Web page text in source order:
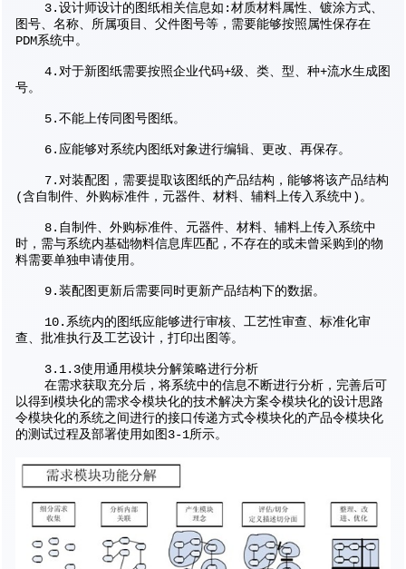
3.设计师设计的图纸相关信息如:材质材料属性、镀涂方式、
图号、名称、所属项目、父件图号等，需要能够按照属性保存在
PDM系统中。
4.对于新图纸需要按照企业代码+级、类、型、种+流水生成图
号。
5.不能上传同图号图纸。
6.应能够对系统内图纸对象进行编辑、更改、再保存。
7.对装配图，需要提取该图纸的产品结构，能够将该产品结构
(含自制件、外购标准件，元器件、材料、辅料上传入系统中)。
8.自制件、外购标准件、元器件、材料、辅料上传入系统中
时，需与系统内基础物料信息库匹配，不存在的或未曾采购到的物
料需要单独申请使用。
9.装配图更新后需要同时更新产品结构下的数据。
10.系统内的图纸应能够进行审核、工艺性审查、标准化审
查、批准执行及工艺设计，打印出图等。
3.1.3使用通用模块分解策略进行分析
在需求获取充分后，将系统中的信息不断进行分析，完善后可
以得到模块化的需求令模块化的技术解决方案令模块化的设计思路
令模块化的系统之间进行的接口传递方式令模块化的产品令模块化
的测试过程及部署使用如图3-1所示。